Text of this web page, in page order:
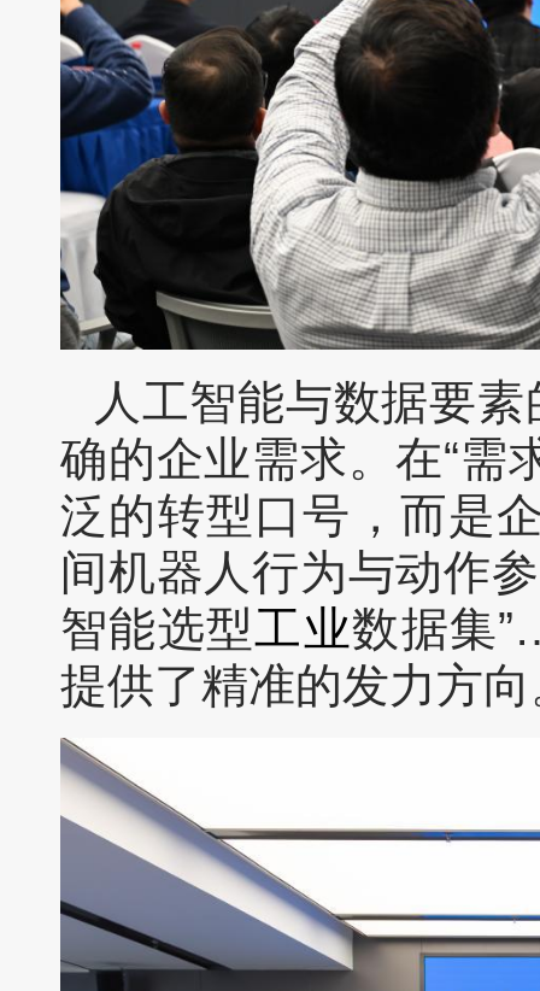
人工智能与数据要
确的企业需求。在“需
泛的转型口号，而是
间机器人行为与动作
智能选型工业数据集
提供了精准的发力方